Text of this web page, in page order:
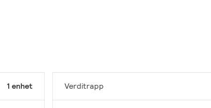
1 enhet Verditrapp